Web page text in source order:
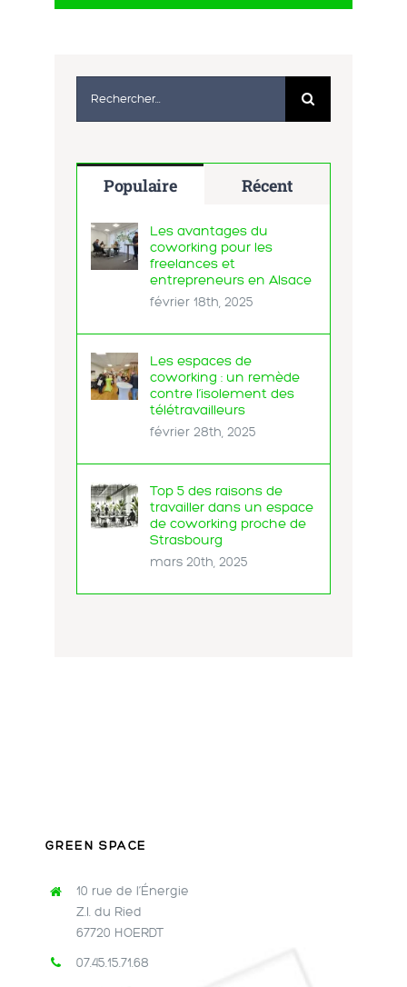
Populaire Récent
Les avantages du
coworking pour les
freelances et
entrepreneurs en Alsace
février 18th, 2025
Les espaces de
coworking : un remède
contre l’isolement des
télétravailleurs
février 28th, 2025
Top 5 des raisons de
travailler dans un espace
de coworking proche de
Strasbourg
mars 20th, 2025
GREEN SPACE
10 rue de l’Énergie
Z.I. du Ried
67720 HOERDT
07.45.15.71.68